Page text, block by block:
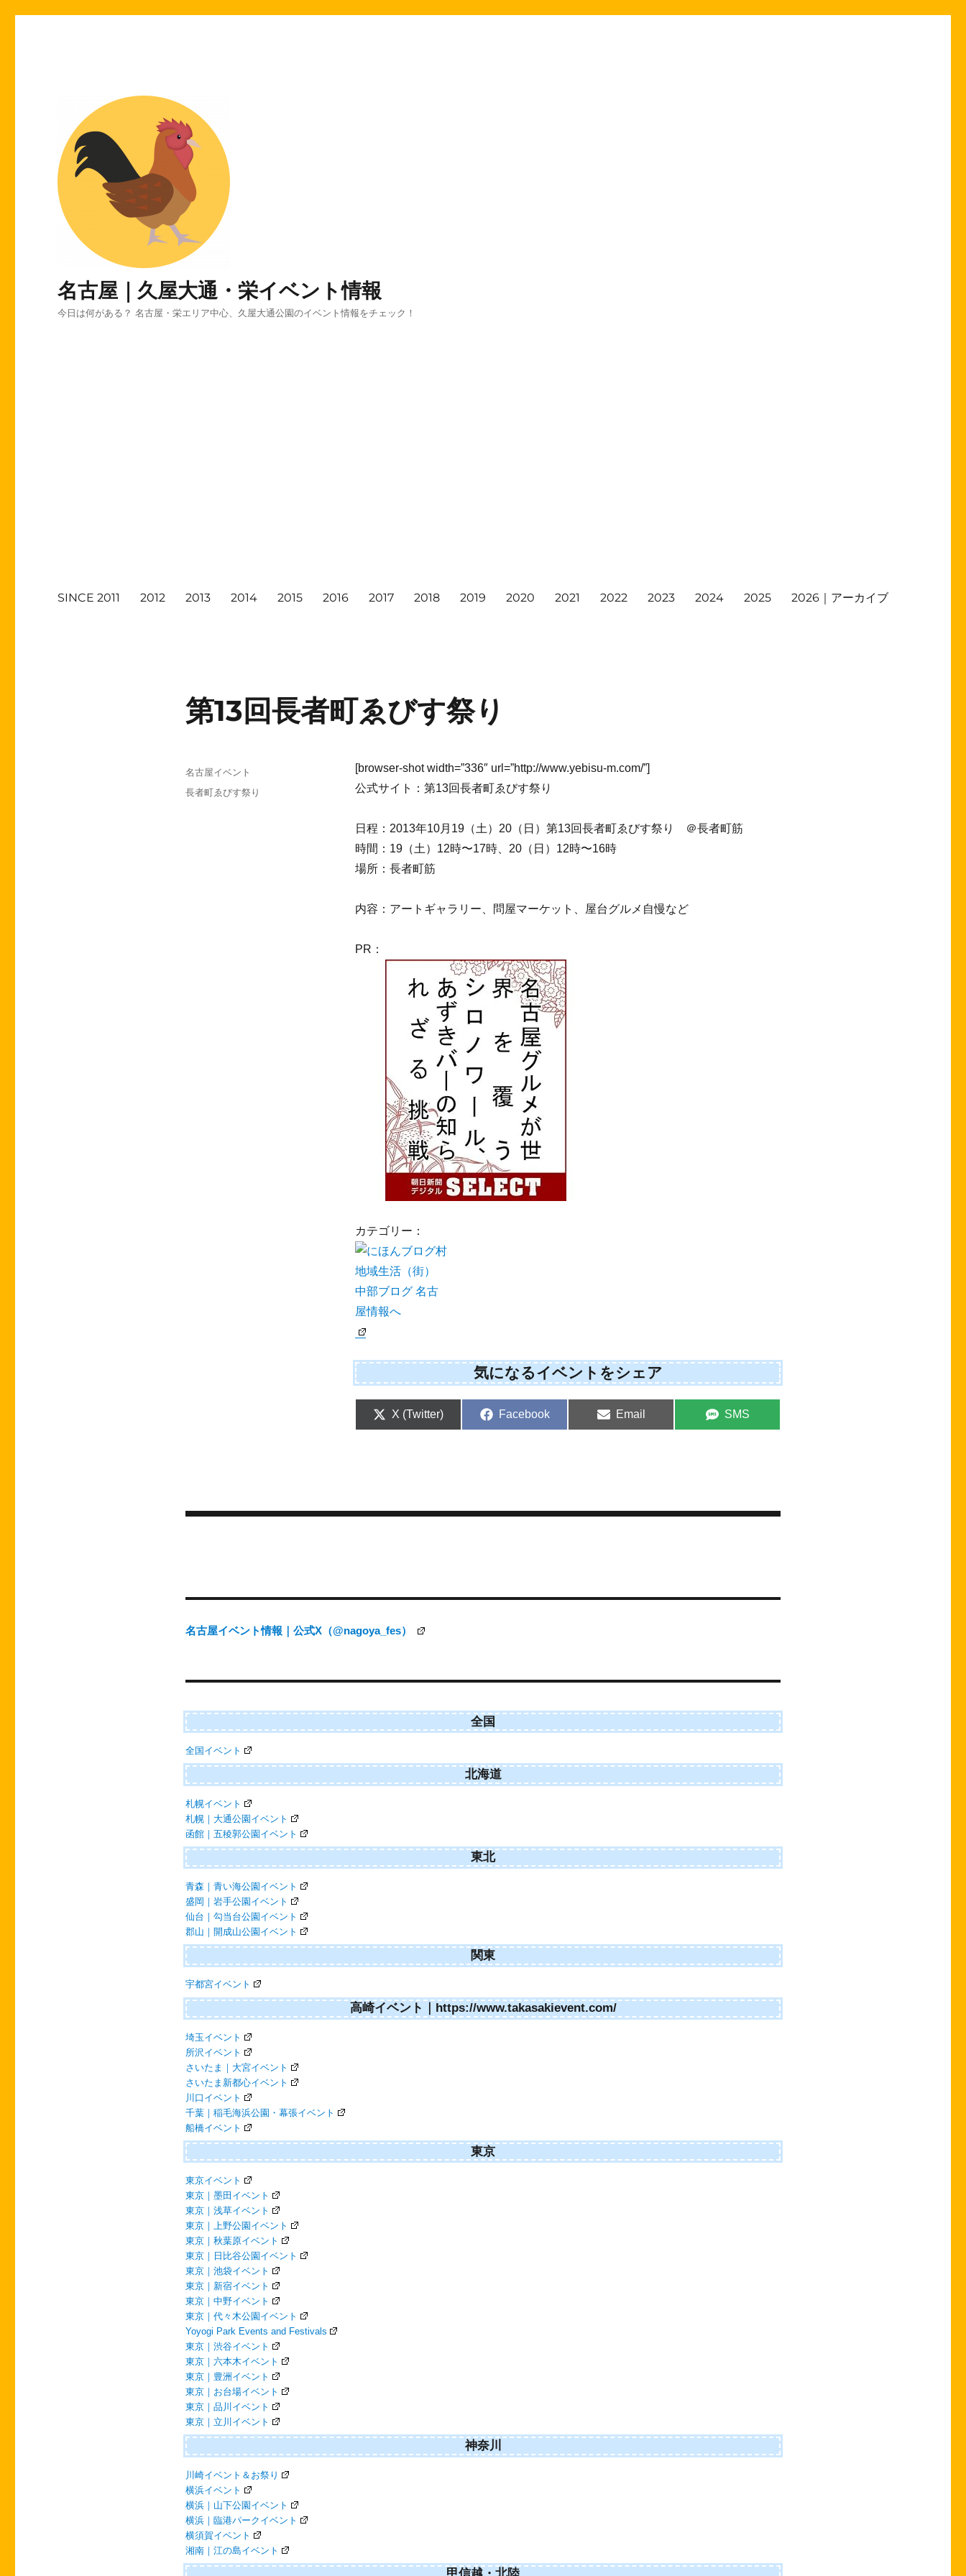
名古屋｜久屋大通・栄イベント情報
今日は何がある？ 名古屋・栄エリア中心、久屋大通公園のイベント情報をチェック！
SINCE 2011 2012 2013 2014 2015 2016 2017 2018 2019 2020 2021 2022 2023 2024 2025 2026｜アーカイブ
第13回長者町ゑびす祭り
[browser-shot width=”336″ url=”http://www.yebisu-m.com/”]
公式サイト：第13回長者町ゑびす祭り
日程：2013年10月19（土）20（日）第13回長者町ゑびす祭り ＠長者町筋
時間：19（土）12時〜17時、20（日）12時〜16時
場所：長者町筋
内容：アートギャラリー、問屋マーケット、屋台グルメ自慢など
PR：
カテゴリー：
気になるイベントをシェア
Share
X (Twitter)
Share
Facebook
Share
Email
Share
SMS
投
日:
カ
テ
名古屋イベント
タ
長者町ゑびす祭り
ビ
ゲ
シ
ン
名古屋イベント情報｜公式X（@nagoya_fes）
全国
全国イベント
北海道
札幌イベント
札幌｜大通公園イベント
函館｜五稜郭公園イベント
東北
青森｜青い海公園イベント
盛岡｜岩手公園イベント
仙台｜勾当台公園イベント
郡山｜開成山公園イベント
関東
宇都宮イベント
高崎イベント｜https://www.takasakievent.com/
埼玉イベント
所沢イベント
さいたま｜大宮イベント
さいたま新都心イベント
川口イベント
千葉｜稲毛海浜公園・幕張イベント
船橋イベント
東京
東京イベント
東京｜墨田イベント
東京｜浅草イベント
東京｜上野公園イベント
東京｜秋葉原イベント
東京｜日比谷公園イベント
東京｜池袋イベント
東京｜新宿イベント
東京｜中野イベント
東京｜代々木公園イベント
Yoyogi Park Events and Festivals
東京｜渋谷イベント
東京｜六本木イベント
東京｜豊洲イベント
東京｜お台場イベント
東京｜品川イベント
東京｜立川イベント
神奈川
川崎イベント＆お祭り
横浜イベント
横浜｜山下公園イベント
横浜｜臨港パークイベント
横須賀イベント
湘南｜江の島イベント